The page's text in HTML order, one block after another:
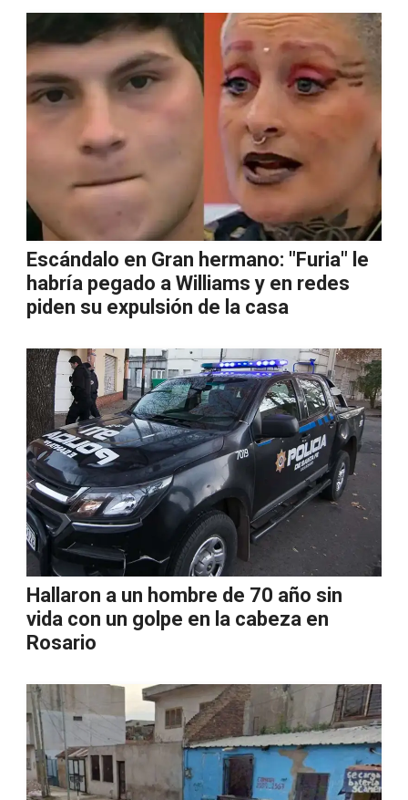
Escándalo en Gran hermano: "Furia" le
habría pegado a Williams y en redes
piden su expulsión de la casa
Hallaron a un hombre de 70 año sin
vida con un golpe en la cabeza en
Rosario